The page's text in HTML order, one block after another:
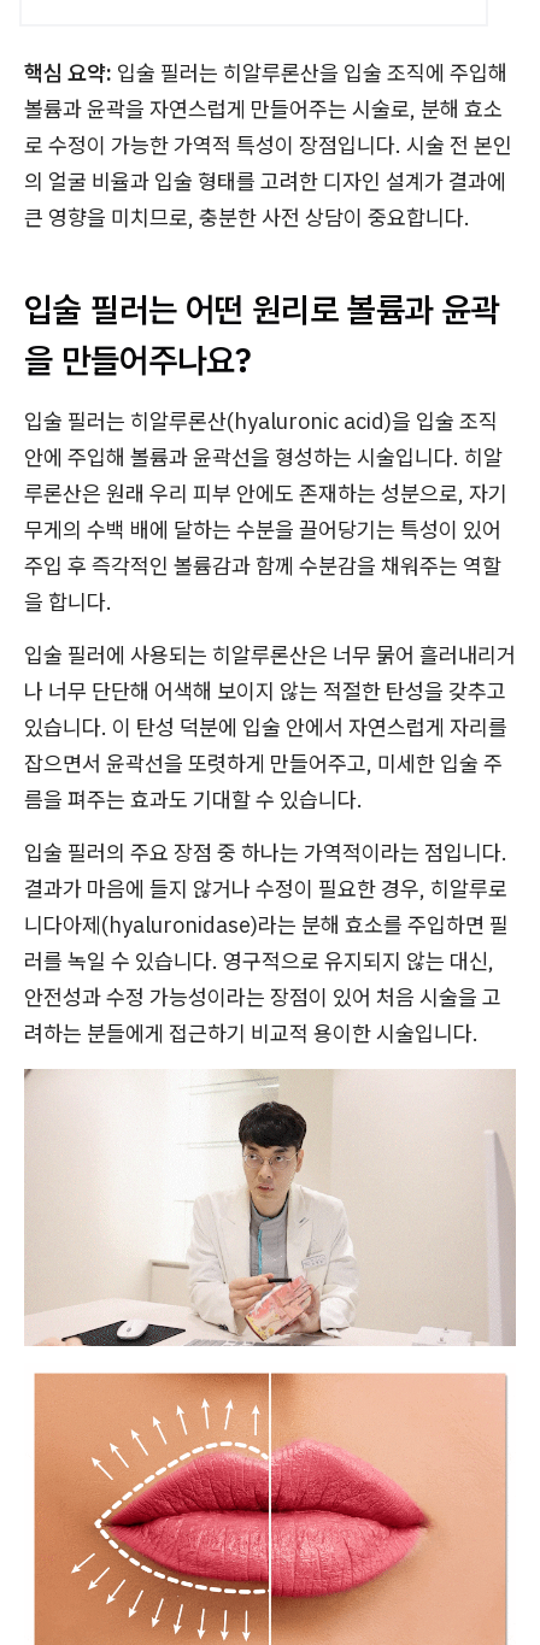
핵심 요약: 입술 필러는 히알루론산을 입술 조직에 주입해
볼륨과 윤곽을 자연스럽게 만들어주는 시술로, 분해 효소
로 수정이 가능한 가역적 특성이 장점입니다. 시술 전 본인
의 얼굴 비율과 입술 형태를 고려한 디자인 설계가 결과에
큰 영향을 미치므로, 충분한 사전 상담이 중요합니다.
입술 필러는 어떤 원리로 볼륨과 윤곽
을 만들어주나요?
입술 필러는 히알루론산(hyaluronic acid)을 입술 조직
안에 주입해 볼륨과 윤곽선을 형성하는 시술입니다. 히알
루론산은 원래 우리 피부 안에도 존재하는 성분으로, 자기
무게의 수백 배에 달하는 수분을 끌어당기는 특성이 있어
주입 후 즉각적인 볼륨감과 함께 수분감을 채워주는 역할
을 합니다.
입술 필러에 사용되는 히알루론산은 너무 묽어 흘러내리거
나 너무 단단해 어색해 보이지 않는 적절한 탄성을 갖추고
있습니다. 이 탄성 덕분에 입술 안에서 자연스럽게 자리를
잡으면서 윤곽선을 또렷하게 만들어주고, 미세한 입술 주
름을 펴주는 효과도 기대할 수 있습니다.
입술 필러의 주요 장점 중 하나는 가역적이라는 점입니다.
결과가 마음에 들지 않거나 수정이 필요한 경우, 히알루로
니다아제(hyaluronidase)라는 분해 효소를 주입하면 필
러를 녹일 수 있습니다. 영구적으로 유지되지 않는 대신,
안전성과 수정 가능성이라는 장점이 있어 처음 시술을 고
려하는 분들에게 접근하기 비교적 용이한 시술입니다.